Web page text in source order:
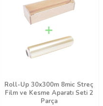
Roll-Up 30x300m 8mic Streç
Film ve Kesme Aparatı Seti 2
Parça